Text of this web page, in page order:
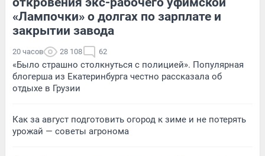
«Лампочки» о долгах по зарплате и
закрытии завода
20 часов 28 108 62
«Было страшно столкнуться с полицией». Популярная
блогерша из Екатеринбурга честно рассказала об
отдыхе в Грузии
Как за август подготовить огород к зиме и не потерять
урожай — советы агронома